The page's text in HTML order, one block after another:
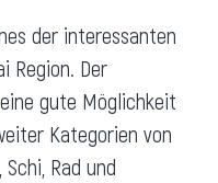
der interessanten
Region. Der
gute Möglichkeit
Kategorien von
Rad und